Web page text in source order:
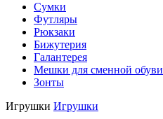
Сумки
Футляры
Рюкзаки
Бижутерия
Галантерея
Мешки для сменной обуви
Зонты
Игрушки Игрушки